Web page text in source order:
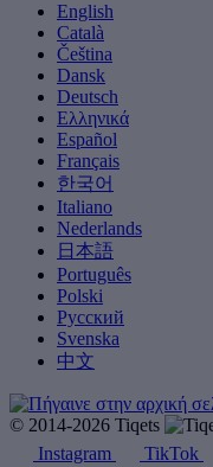
English
Català
Čeština
Dansk
Deutsch
Ελληνικά
Español
Français
한국어
Italiano
Nederlands
日本語
Português
Polski
Русский
Svenska
中文
© 2014-2026 Tiqets
Instagram
TikTok